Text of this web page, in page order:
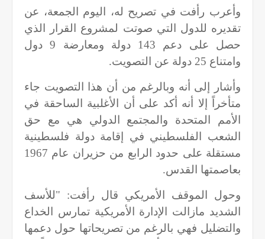
وأعرب رأفت في تصريح له، اليوم الجمعة، عن
تقديره للدول التي صوتت لمشروع القرار الذي
حصل على دعم 143 دولة ومعارضة 9 دول
وامتناع 25 دولة عن التصويت.
وأشار إلى أنه وبالرغم من أن هذا التصويت جاء
متأخراً إلا أنه أكد على أن الأغلبية الساحقة في
الأمم المتحدة والمجتمع الدولي هي مع حق
الشعب الفلسطيني في إقامة دولة فلسطينية
مستقلة على حدود الرابع من حزيران عام 1967
بعاصمتها القدس.
وحول الموقف الأمريكي قال رأفت: "للأسف
الشديد مازالت الإدارة الأمريكية تمارس الخداع
والتضليل فهي بالرغم من تصريحاتها حول دعمها